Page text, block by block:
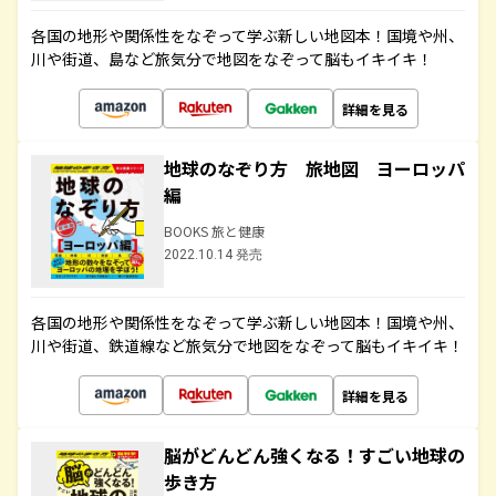
各国の地形や関係性をなぞって学ぶ新しい地図本！国境や州、
川や街道、島など旅気分で地図をなぞって脳もイキイキ！
詳細を見る
地球のなぞり方 旅地図 ヨーロッパ
編
BOOKS 旅と健康
2022.10.14 発売
各国の地形や関係性をなぞって学ぶ新しい地図本！国境や州、
川や街道、鉄道線など旅気分で地図をなぞって脳もイキイキ！
詳細を見る
脳がどんどん強くなる！すごい地球の
歩き方